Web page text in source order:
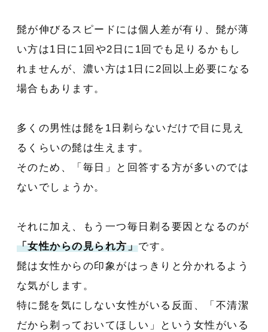
髭が伸びるスピードには個人差が有り、髭が薄
い方は1日に1回や2日に1回でも足りるかもし
れませんが、濃い方は1日に2回以上必要になる
場合もあります。
多くの男性は髭を1日剃らないだけで目に見え
るくらいの髭は生えます。
そのため、「毎日」と回答する方が多いのでは
ないでしょうか。
それに加え、もう一つ毎日剃る要因となるのが
「女性からの見られ方」です。
髭は女性からの印象がはっきりと分かれるよう
な気がします。
特に髭を気にしない女性がいる反面、「不清潔
だから剃っておいてほしい」という女性がいる